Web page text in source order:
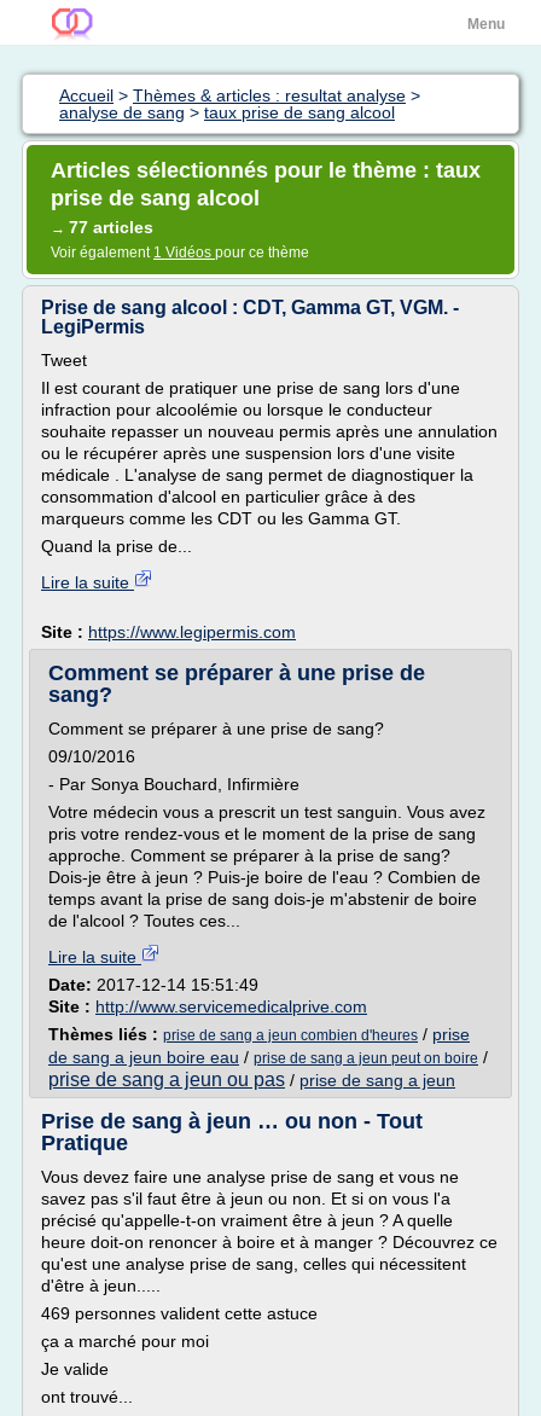
Menu
Accueil > Thèmes & articles : resultat analyse >
analyse de sang > taux prise de sang alcool
Articles sélectionnés pour le thème : taux
prise de sang alcool
→ 77 articles
Voir également 1 Vidéos pour ce thème
Prise de sang alcool : CDT, Gamma GT, VGM. -
LegiPermis
Tweet
Il est courant de pratiquer une prise de sang lors d'une
infraction pour alcoolémie ou lorsque le conducteur
souhaite repasser un nouveau permis après une annulation
ou le récupérer après une suspension lors d'une visite
médicale . L'analyse de sang permet de diagnostiquer la
consommation d'alcool en particulier grâce à des
marqueurs comme les CDT ou les Gamma GT.
Quand la prise de...
Lire la suite
Site : https://www.legipermis.com
Comment se préparer à une prise de
sang?
Comment se préparer à une prise de sang?
09/10/2016
- Par Sonya Bouchard, Infirmière
Votre médecin vous a prescrit un test sanguin. Vous avez
pris votre rendez-vous et le moment de la prise de sang
approche. Comment se préparer à la prise de sang?
Dois-je être à jeun ? Puis-je boire de l'eau ? Combien de
temps avant la prise de sang dois-je m'abstenir de boire
de l'alcool ? Toutes ces...
Lire la suite
Date: 2017-12-14 15:51:49
Site : http://www.servicemedicalprive.com
Thèmes liés : prise de sang a jeun combien d'heures / prise
de sang a jeun boire eau / prise de sang a jeun peut on boire /
prise de sang a jeun ou pas / prise de sang a jeun
Prise de sang à jeun … ou non - Tout
Pratique
Vous devez faire une analyse prise de sang et vous ne
savez pas s'il faut être à jeun ou non. Et si on vous l'a
précisé qu'appelle-t-on vraiment être à jeun ? A quelle
heure doit-on renoncer à boire et à manger ? Découvrez ce
qu'est une analyse prise de sang, celles qui nécessitent
d'être à jeun.....
469 personnes valident cette astuce
ça a marché pour moi
Je valide
ont trouvé...